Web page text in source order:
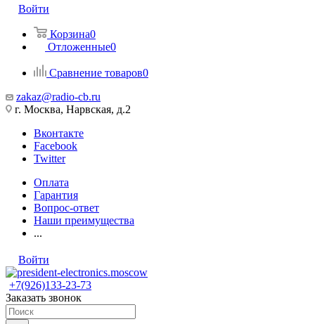
Войти
Корзина0
Отложенные0
Сравнение товаров0
zakaz@radio-cb.ru
г. Москва, Нарвская, д.2
Вконтакте
Facebook
Twitter
Оплата
Гарантия
Вопрос-ответ
Наши преимущества
...
Войти
+7(926)133-23-73
Заказать звонок